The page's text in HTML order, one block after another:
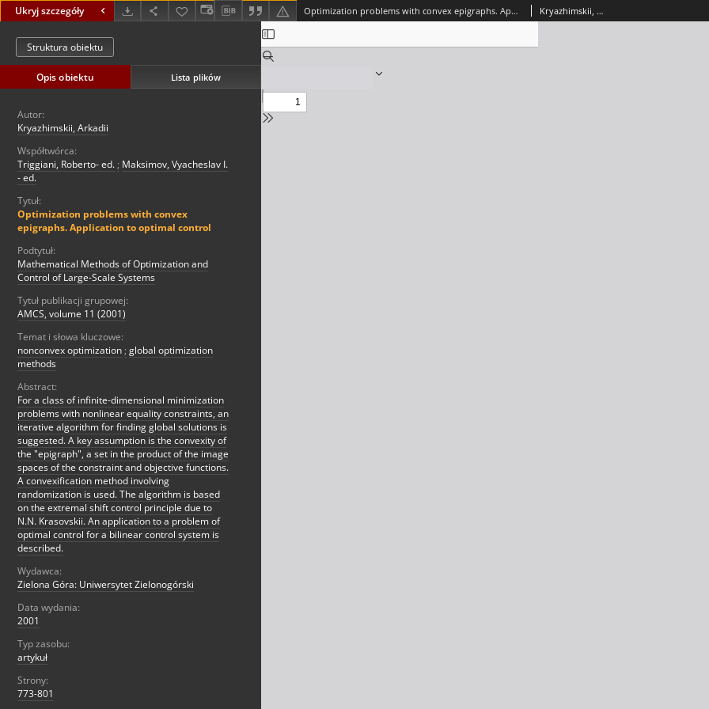
Ukryj szczegóły Optimization problems with convex epigraphs. Application to optimal control Kryazhimskii, Arkadii
Struktura obiektu
Opis obiektu Lista plików
Autor:
Kryazhimskii, Arkadii
Współtwórca:
Triggiani, Roberto- ed. ; Maksimov, Vyacheslav I.
- ed.
Tytuł:
Optimization problems with convex
epigraphs. Application to optimal control
Podtytuł:
Mathematical Methods of Optimization and
Control of Large-Scale Systems
Tytuł publikacji grupowej:
AMCS, volume 11 (2001)
Temat i słowa kluczowe:
nonconvex optimization ; global optimization
methods
Abstract:
For a class of infinite-dimensional minimization
problems with nonlinear equality constraints, an
iterative algorithm for finding global solutions is
suggested. A key assumption is the convexity of
the "epigraph", a set in the product of the image
spaces of the constraint and objective functions.
A convexification method involving
randomization is used. The algorithm is based
on the extremal shift control principle due to
N.N. Krasovskii. An application to a problem of
optimal control for a bilinear control system is
described.
Wydawca:
Zielona Góra: Uniwersytet Zielonogórski
Data wydania:
2001
Typ zasobu:
artykuł
Strony:
773-801